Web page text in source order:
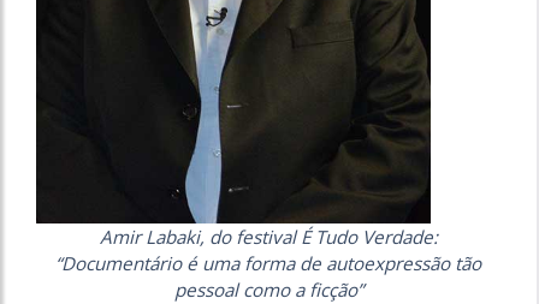
Amir Labaki, do festival É Tudo Verdade:
“Documentário é uma forma de autoexpressão tão
pessoal como a ficção”